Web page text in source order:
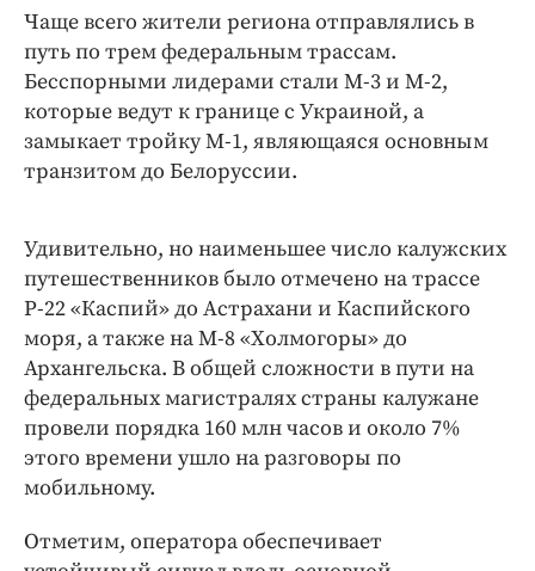
Чаще всего жители региона отправлялись в
путь по трем федеральным трассам.
Бесспорными лидерами стали М-3 и М-2,
которые ведут к границе с Украиной, а
замыкает тройку М-1, являющаяся основным
транзитом до Белоруссии.
Удивительно, но наименьшее число калужских
путешественников было отмечено на трассе
Р-22 «Каспий» до Астрахани и Каспийского
моря, а также на М-8 «Холмогоры» до
Архангельска. В общей сложности в пути на
федеральных магистралях страны калужане
провели порядка 160 млн часов и около 7%
этого времени ушло на разговоры по
мобильному.
Отметим, оператора обеспечивает